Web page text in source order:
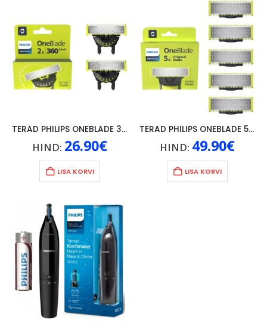
TERAD PHILIPS ONEBLADE 360, 2TK
HIND: 26.90€
LISA KORVI
TERAD PHILIPS ONEBLADE 5TK
HIND: 49.90€
LISA KORVI